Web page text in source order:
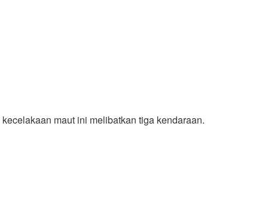
maut ini melibatkan tiga kendaraan.